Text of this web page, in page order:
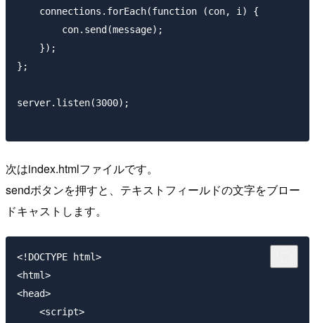
    connections.forEach(function (con, i) {
        con.send(message);
    });
};
server.listen(3000);
次はindex.htmlファイルです。
sendボタンを押すと、テキストフィールドの文字をブロー
ドキャストします。
<!DOCTYPE html>
<html>
<head>
    <script>